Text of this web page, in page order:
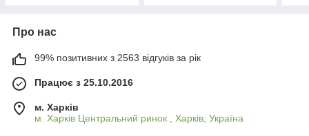
Про нас
99% позитивних з 2563 відгуків за рік
Працює з 25.10.2016
м. Харків
м. Харків Центральний ринок , Харків, Україна